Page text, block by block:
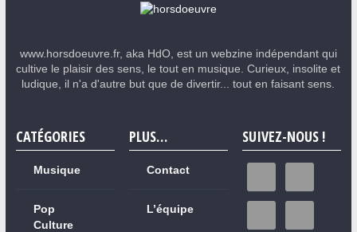
www.horsdoeuvre.fr, aka HdO, est un webzine indépendant qui
cultive le plaisir des sens, le tout en musique. Curieux, insolite et
ludique, il n'a d'autre but que de divertir... tout en faisant sens.
CATÉGORIES
Musique
Pop
Culture
PLUS…
Contact
L’équipe
SUIVEZ-NOUS !